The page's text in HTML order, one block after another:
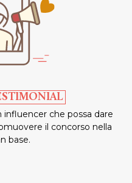
che possa dare
il concorso nella
base.